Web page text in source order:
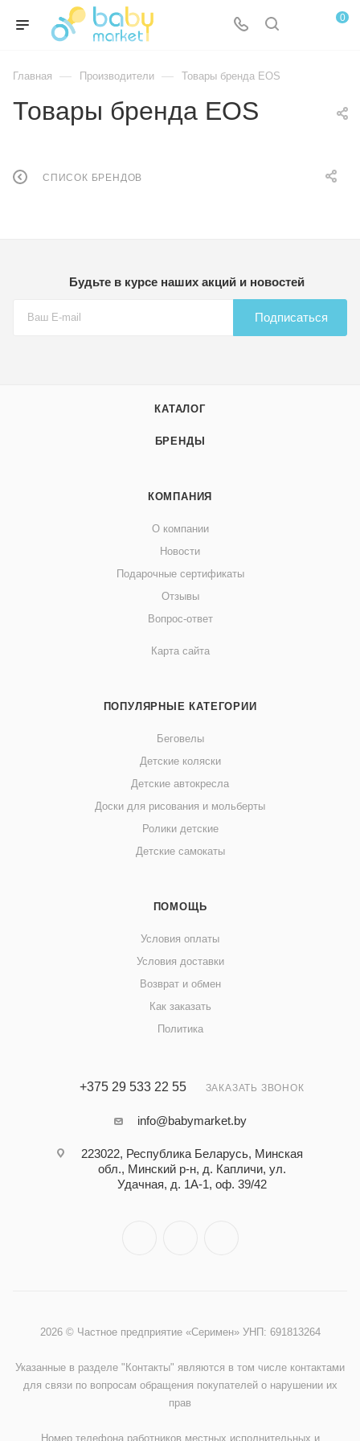
0
Главная — Производители — Товары бренда EOS
Товары бренда EOS
СПИСОК БРЕНДОВ
Будьте в курсе наших акций и новостей
Подписаться
КАТАЛОГ
БРЕНДЫ
КОМПАНИЯ
О компании
Новости
Подарочные сертификаты
Отзывы
Вопрос-ответ
Карта сайта
ПОПУЛЯРНЫЕ КАТЕГОРИИ
Беговелы
Детские коляски
Детские автокресла
Доски для рисования и мольберты
Ролики детские
Детские самокаты
ПОМОЩЬ
Условия оплаты
Условия доставки
Возврат и обмен
Как заказать
Политика
+375 29 533 22 55 ЗАКАЗАТЬ ЗВОНОК
info@babymarket.by
223022, Республика Беларусь, Минская
обл., Минский р-н, д. Капличи, ул.
Удачная, д. 1А-1, оф. 39/42
2026 © Частное предприятие «Серимен» УНП: 691813264
Указанные в разделе "Контакты" являются в том числе контактами
для связи по вопросам обращения покупателей о нарушении их
прав
Номер телефона работников местных исполнительных и